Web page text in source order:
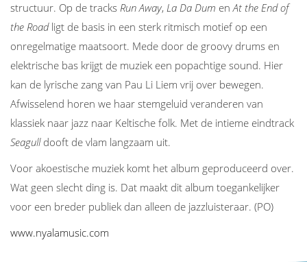
structuur. Op de tracks Run Away, La Da Dum en At the End of
the Road ligt de basis in een sterk ritmisch motief op een
onregelmatige maatsoort. Mede door de groovy drums en
elektrische bas krijgt de muziek een popachtige sound. Hier
kan de lyrische zang van Pau Li Liem vrij over bewegen.
Afwisselend horen we haar stemgeluid veranderen van
klassiek naar jazz naar Keltische folk. Met de intieme eindtrack
Seagulldooft de vlam langzaam uit.
Voor akoestische muziek komt het album geproduceerd over.
Wat geen slecht ding is. Dat maakt dit album toegankelijker
voor een breder publiek dan alleen de jazzluisteraar. (PO)
www.nyalamusic.com